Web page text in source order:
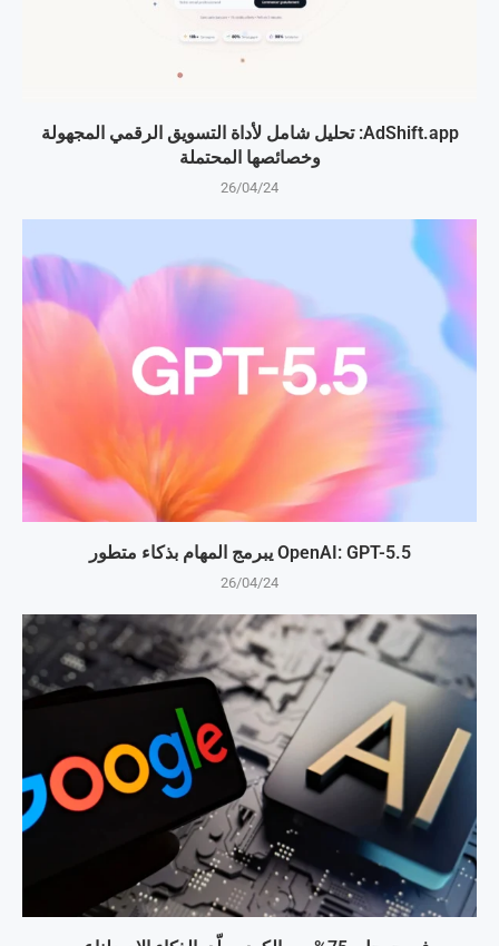
AdShift.app: تحليل شامل لأداة التسويق الرقمي المجهولة
وخصائصها المحتملة
26/04/24
OpenAI: GPT-5.5 يبرمج المهام بذكاء متطور
26/04/24